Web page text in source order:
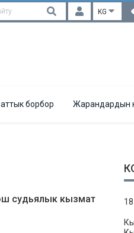
KG
борбор Жарандардын
судьялык кызмат